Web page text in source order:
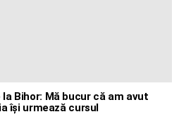
Bihor: Mă bucur că am avut
își urmează cursul